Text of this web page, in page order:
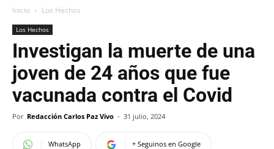
Inicio Los Hechos
Los Hechos
Investigan la muerte de una
joven de 24 años que fue
vacunada contra el Covid
Por Redacción Carlos Paz Vivo - 31 julio, 2024
WhatsApp + Seguinos en Google